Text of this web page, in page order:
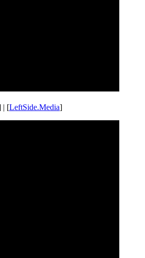
| [LeftSide.Media]